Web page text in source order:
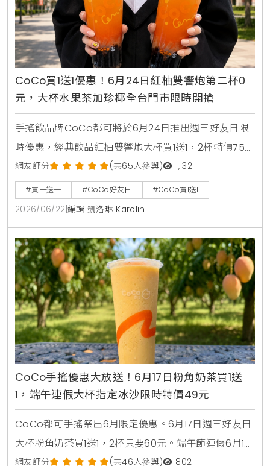
CoCo買1送1優惠！6月24日紅柚雙響炮第二杯0
元，大杯水果茶加珍椰全台門市限時開搶
手搖飲品牌CoCo都可將於6月24日推出週三好友日限
時優惠，經典飲品紅柚雙響炮大杯買1送1，2杯特價75
元。消費者透過官方LINE帳號領取優惠券，即可在線上
點餐平台享有第二杯0元優惠，每人限領2張。
網友評分 (共65人參與) 1,132
#買一送一 #CoCo好友日 #CoCo買1送1
2026/06/22 編輯 凱洛琳 Karolin
CoCo手搖優惠大放送！6月17日粉角奶茶買1送
1，端午連假大杯指定冰沙限時特價49元
CoCo都可手搖祭出6月限定優惠。6月17日週三好友日
大杯粉角奶茶買1送1，2杯只要60元。端午節連假6月19
日至6月21日加碼消暑活動，大杯芒果冰沙、雪沙椰椰
網友評分 (共46人參與) 802